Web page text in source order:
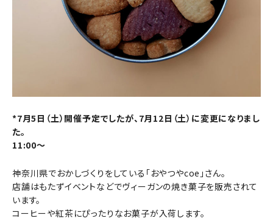
*7月5日（土）開催予定でしたが、7月12日（土）に変更になりまし
た。
11:00～
神奈川県でおかしづくりをしている「おやつやcoe」さん。
店舗はもたずイベントなどでヴィーガンの焼き菓子を販売されて
います。
コーヒーや紅茶にぴったりなお菓子が入荷します。